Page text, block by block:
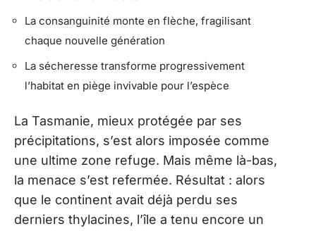
La consanguinité monte en flèche, fragilisant
chaque nouvelle génération
La sécheresse transforme progressivement
l’habitat en piège invivable pour l’espèce
La Tasmanie, mieux protégée par ses
précipitations, s’est alors imposée comme
une ultime zone refuge. Mais même là-bas,
la menace s’est refermée. Résultat : alors
que le continent avait déjà perdu ses
derniers thylacines, l’île a tenu encore un